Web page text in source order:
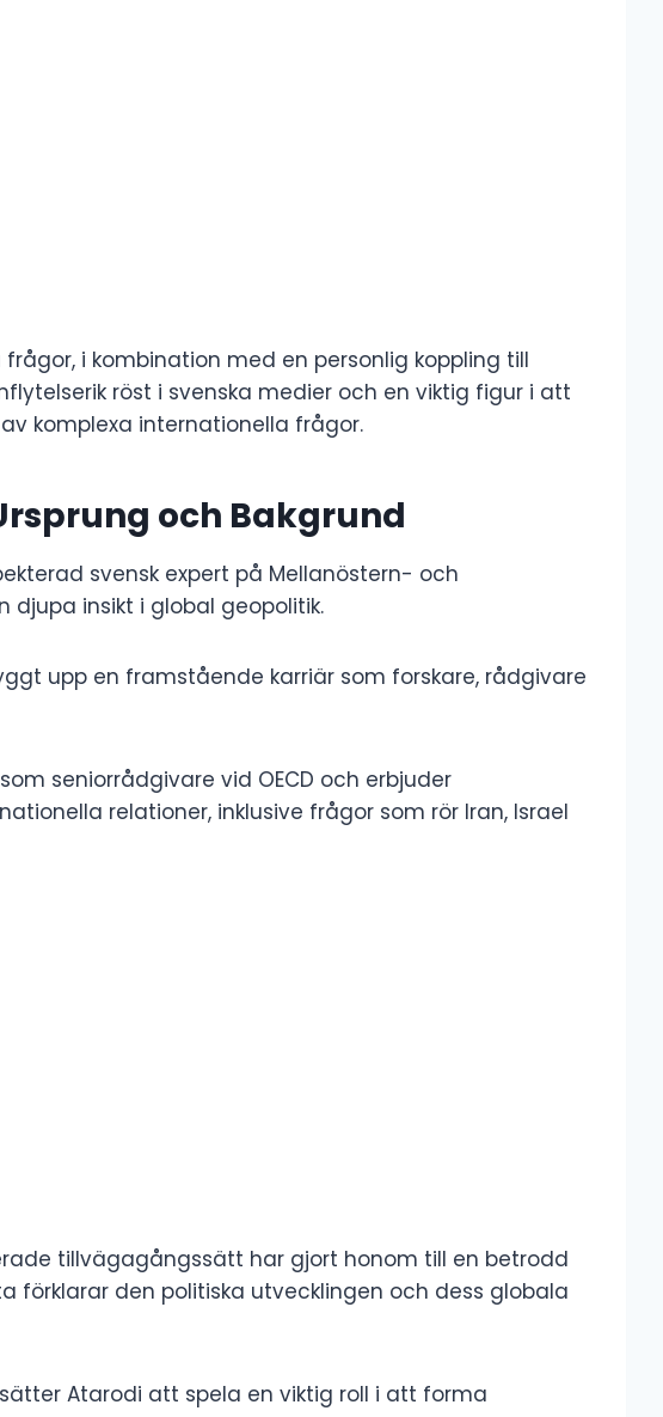
i kombination med en personlig koppling till
röst i svenska medier och en viktig figur i att
komplexa internationella frågor.
och Bakgrund
svensk expert på Mellanöstern- och
djupa insikt i global geopolitik.
upp en framstående karriär som forskare, rådgivare
seniorrådgivare vid OECD och erbjuder
relationer, inklusive frågor som rör Iran, Israel
tillvägagångssätt har gjort honom till en betrodd
förklarar den politiska utvecklingen och dess globala
Atarodi att spela en viktig roll i att forma